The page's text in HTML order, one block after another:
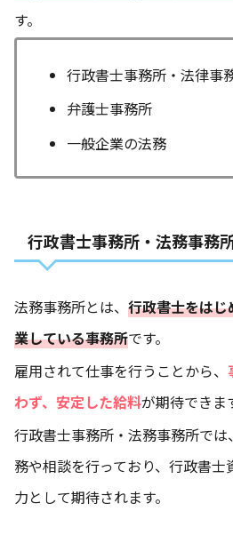
す。
行政書士事務所・法律事
弁護士事務所
一般企業の法務
行政書士事務所・法務事務
法務事務所とは、 行政書士をは
業している事務所です。
雇用されて仕事を行うことから、
わず、安定した給料が期待できま
行政書士事務所・法務事務所で
務や相談を行っており、行政書
力として期待されます。